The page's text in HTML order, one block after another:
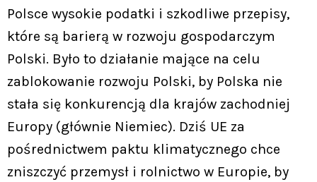
Polsce wysokie podatki i szkodliwe przepisy,
które są barierą w rozwoju gospodarczym
Polski. Było to działanie mające na celu
zablokowanie rozwoju Polski, by Polska nie
stała się konkurencją dla krajów zachodniej
Europy (głównie Niemiec). Dziś UE za
pośrednictwem paktu klimatycznego chce
zniszczyć przemysł i rolnictwo w Europie, by